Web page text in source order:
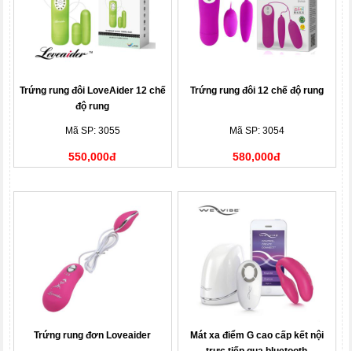
Trứng rung đôi LoveAider 12 chế
độ rung
Mã SP: 3055
550,000đ
Trứng rung đôi 12 chế độ rung
Mã SP: 3054
580,000đ
Trứng rung đơn Loveaider
Mát xa điểm G cao cấp kết nội